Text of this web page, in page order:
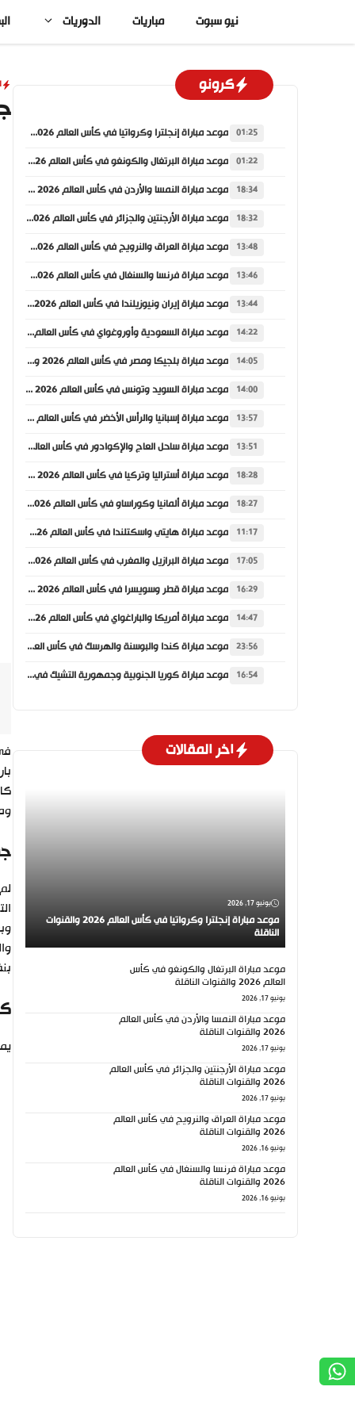
المحتوى
نيو سبوت مباريات الدوريات
كرونو
01:25 موعد مباراة إنجلترا وكرواتيا في كأس العالم 2026 والقنوات الناقلة
01:22 موعد مباراة البرتغال والكونغو في كأس العالم 2026 والقنوات الناقلة
18:34 موعد مباراة النمسا والأردن في كأس العالم 2026 والقنوات الناقلة
18:32 موعد مباراة الأرجنتين والجزائر في كأس العالم 2026 والقنوات الناقلة
13:48 موعد مباراة العراق والنرويج في كأس العالم 2026 والقنوات الناقلة
13:46 موعد مباراة فرنسا والسنغال في كأس العالم 2026 والقنوات الناقلة
13:44 موعد مباراة إيران ونيوزيلندا في كأس العالم 2026 والقنوات الناقلة
14:22 موعد مباراة السعودية وأوروغواي في كأس العالم 2026 والقنوات الناقلة
14:05 موعد مباراة بلجيكا ومصر في كأس العالم 2026 والقنوات الناقلة
14:00 موعد مباراة السويد وتونس في كأس العالم 2026 والقنوات الناقلة
13:57 موعد مباراة إسبانيا والرأس الأخضر في كأس العالم 2026 والقنوات الناقلة
13:51 موعد مباراة ساحل العاج والإكوادور في كأس العالم 2026 والقنوات الناقلة
18:28 موعد مباراة أستراليا وتركيا في كأس العالم 2026 والقنوات الناقلة
18:27 موعد مباراة ألمانيا وكوراساو في كأس العالم 2026 والقنوات الناقلة
11:17 موعد مباراة هايتي واسكتلندا في كأس العالم 2026 والقنوات الناقلة
17:05 موعد مباراة البرازيل والمغرب في كأس العالم 2026 والقنوات الناقلة
16:29 موعد مباراة قطر وسويسرا في كأس العالم 2026 والقنوات الناقلة
14:47 موعد مباراة أمريكا والباراغواي في كأس العالم 2026 والقنوات الناقلة
23:56 موعد مباراة كندا والبوسنة والهرسك في كأس العالم 2026 والقنوات الناقلة
16:54 موعد مباراة كوريا الجنوبية وجمهورية التشيك في كأس العالم 2026 والقنوات الناقلة
اخر المقالات
يونيو 17, 2026
موعد مباراة إنجلترا وكرواتيا في كأس العالم 2026 والقنوات
الناقلة
موعد مباراة البرتغال والكونغو في كأس
العالم 2026 والقنوات الناقلة
يونيو 17, 2026
موعد مباراة النمسا والأردن في كأس العالم
2026 والقنوات الناقلة
يونيو 17, 2026
موعد مباراة الأرجنتين والجزائر في كأس العالم
2026 والقنوات الناقلة
يونيو 17, 2026
موعد مباراة العراق والنرويج في كأس العالم
2026 والقنوات الناقلة
يونيو 16, 2026
موعد مباراة فرنسا والسنغال في كأس العالم
2026 والقنوات الناقلة
يونيو 16, 2026